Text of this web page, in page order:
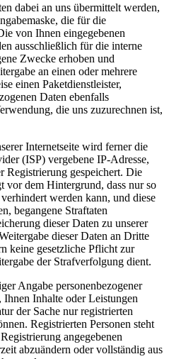
dabei an uns übermittelt werden,
die für die
von Ihnen eingegebenen
ausschließlich für die interne
Zwecke erhoben und
an einen oder mehrere
einen Paketdienstleister,
Daten ebenfalls
die uns zuzurechnen ist,
Internetseite wird ferner die
(ISP) vergebene IP-Adresse,
Registrierung gespeichert. Die
vor dem Hintergrund, dass nur so
werden kann, und diese
begangene Straftaten
dieser Daten zu unserer
dieser Daten an Dritte
keine gesetzliche Pflicht zur
der Strafverfolgung dient.
Angabe personenbezogener
Ihnen Inhalte oder Leistungen
der Sache nur registrierten
Registrierten Personen steht
angegebenen
abzuändern oder vollständig aus